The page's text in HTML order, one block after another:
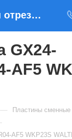
Пластины отрезные Пластина GX24-3E500R04-AF5 WKP23S WALTER — купить по выгодным ценам в Москве
GX24-
AF5
— Пластины сменные
AF5 WKP23S